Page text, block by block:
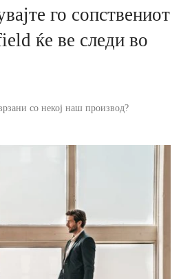
го сопствениот
ќе ве следи во
со некој наш производ?